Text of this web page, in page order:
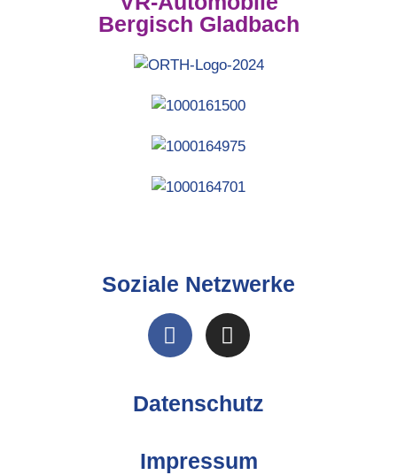
Bergisch Gladbach
Soziale Netzwerke
Datenschutz
Impressum